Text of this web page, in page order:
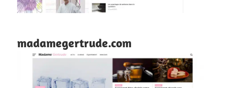
madamegertrude.com